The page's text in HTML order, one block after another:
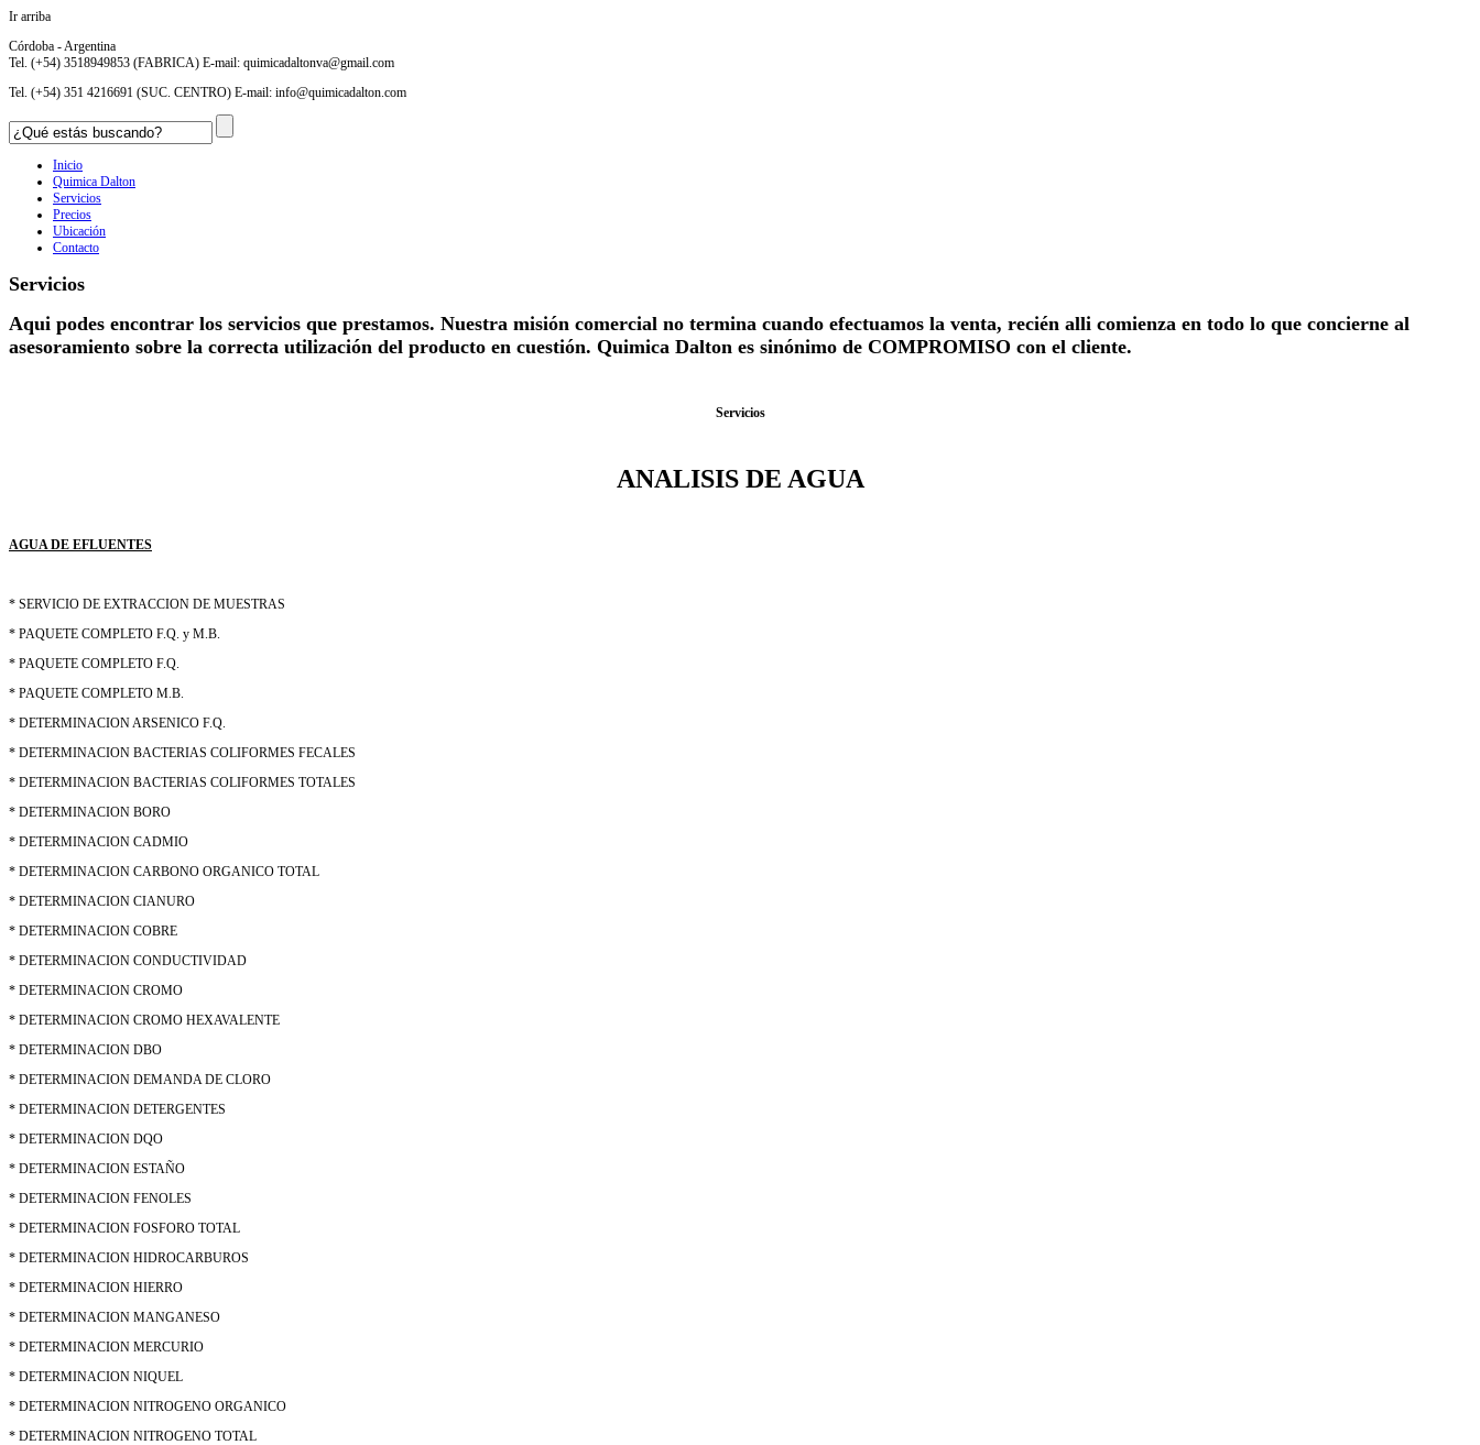
Ir arriba
Córdoba - Argentina
Tel. (+54) 3518949853 (FABRICA) E-mail: quimicadaltonva@gmail.com
Tel. (+54) 351 4216691 (SUC. CENTRO) E-mail: info@quimicadalton.com
Inicio
Quimica Dalton
Servicios
Precios
Ubicación
Contacto
Servicios
Aqui podes encontrar los servicios que prestamos. Nuestra misión comercial no termina cuando efectuamos la venta, recién alli comienza en todo lo que concierne al
asesoramiento sobre la correcta utilización del producto en cuestión. Quimica Dalton es sinónimo de COMPROMISO con el cliente.
Servicios
ANALISIS DE AGUA
AGUA DE EFLUENTES
* SERVICIO DE EXTRACCION DE MUESTRAS
* PAQUETE COMPLETO F.Q. y M.B.
* PAQUETE COMPLETO F.Q.
* PAQUETE COMPLETO M.B.
* DETERMINACION ARSENICO F.Q.
* DETERMINACION BACTERIAS COLIFORMES FECALES
* DETERMINACION BACTERIAS COLIFORMES TOTALES
* DETERMINACION BORO
* DETERMINACION CADMIO
* DETERMINACION CARBONO ORGANICO TOTAL
* DETERMINACION CIANURO
* DETERMINACION COBRE
* DETERMINACION CONDUCTIVIDAD
* DETERMINACION CROMO
* DETERMINACION CROMO HEXAVALENTE
* DETERMINACION DBO
* DETERMINACION DEMANDA DE CLORO
* DETERMINACION DETERGENTES
* DETERMINACION DQO
* DETERMINACION ESTAÑO
* DETERMINACION FENOLES
* DETERMINACION FOSFORO TOTAL
* DETERMINACION HIDROCARBUROS
* DETERMINACION HIERRO
* DETERMINACION MANGANESO
* DETERMINACION MERCURIO
* DETERMINACION NIQUEL
* DETERMINACION NITROGENO ORGANICO
* DETERMINACION NITROGENO TOTAL